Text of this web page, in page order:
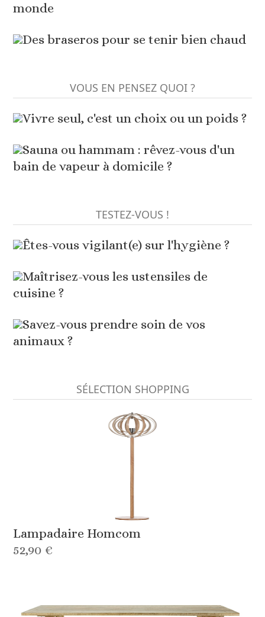
monde
Des braseros pour se tenir bien chaud
VOUS EN PENSEZ QUOI ?
Vivre seul, c'est un choix ou un poids ?
Sauna ou hammam : rêvez-vous d'un
bain de vapeur à domicile ?
TESTEZ-VOUS !
Êtes-vous vigilant(e) sur l'hygiène ?
Maîtrisez-vous les ustensiles de
cuisine ?
Savez-vous prendre soin de vos
animaux ?
SÉLECTION SHOPPING
Lampadaire Homcom
52,90 €